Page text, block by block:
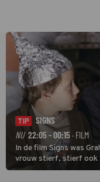
TIP
SIGNS
NU 22:05 - 00:15 · FILM
In de film Signs was
vrouw stierf, stierf ook